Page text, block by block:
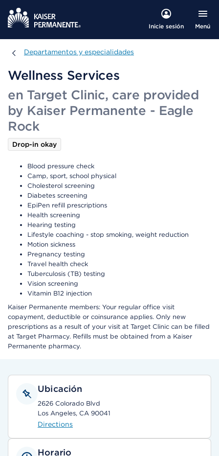
Inicie sesión Menú
Departamentos y especialidades
Departamentos y especialidades
Wellness Services
en Target Clinic, care provided
by Kaiser Permanente - Eagle
Rock
Drop-in okay
Blood pressure check
Camp, sport, school physical
Cholesterol screening
Diabetes screening
EpiPen refill prescriptions
Health screening
Hearing testing
Lifestyle coaching - stop smoking, weight reduction
Motion sickness
Pregnancy testing
Travel health check
Tuberculosis (TB) testing
Vision screening
Vitamin B12 injection
Kaiser Permanente members: Your regular office visit
copayment, deductible or coinsurance applies. Only new
prescriptions as a result of your visit at Target Clinic can be filled
at Target Pharmacy. Refills must be obtained from a Kaiser
Permanente pharmacy.
Ubicación
2626 Colorado Blvd
Los Angeles, CA 90041
Directions
Horario